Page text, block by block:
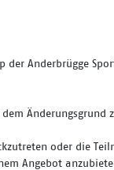
Anderbrügge
dem Änderungsgrund
oder die
Angebot